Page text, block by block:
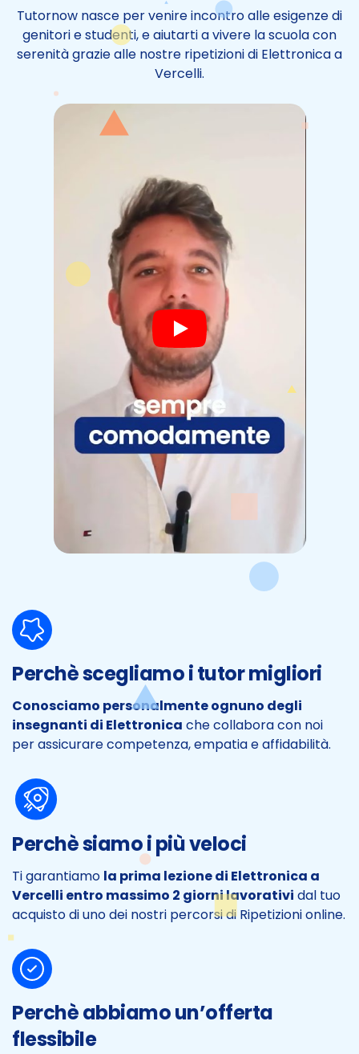
Tutornow nasce per venire incontro alle esigenze di
genitori e studenti, e aiutarti a vivere la scuola con
serenità grazie alle nostre ripetizioni di Elettronica a
Vercelli.
Perchè scegliamo i tutor migliori
Conosciamo personalmente ognuno degli
insegnanti di Elettronica che collabora con noi
per assicurare competenza, empatia e affidabilità.
Perchè siamo i più veloci
Ti garantiamo la prima lezione di Elettronica a
Vercelli entro massimo 2 giorni lavorativi dal tuo
acquisto di uno dei nostri percorsi di Ripetizioni online.
Perchè abbiamo un’offerta
flessibile